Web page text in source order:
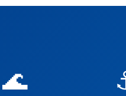
🌊